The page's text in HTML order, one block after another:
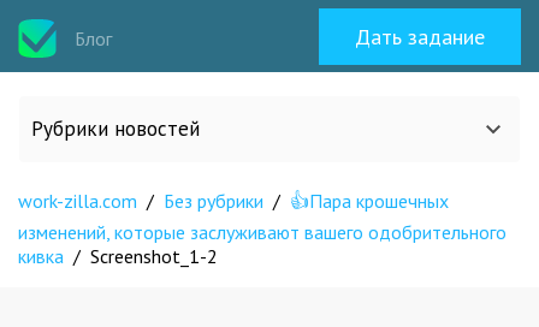
Блог Дать задание
Рубрики новостей
Все статьи
О work-zilla.com
work-zilla.com / Без рубрики / 👍Пара крошечных
изменений, которые заслуживают вашего одобрительного
кивка / Screenshot_1-2